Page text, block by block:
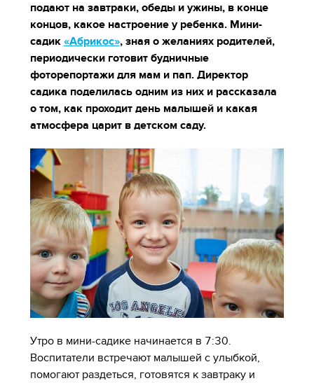
подают на завтраки, обеды и ужины, в конце
концов, какое настроение у ребенка. Мини-
садик «Абрикос», зная о желаниях родителей,
периодически готовит будничные
фоторепортажи для мам и пап. Директор
садика поделилась одним из них и рассказала
о том, как проходит день малышей и какая
атмосфера царит в детском саду.
Утро в мини-садике начинается в 7:30.
Воспитатели встречают малышей с улыбкой,
помогают раздеться, готовятся к завтраку и